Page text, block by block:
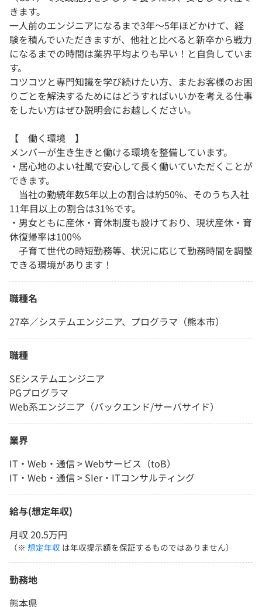
きます。
一人前のエンジニアになるまで3年～5年ほどかけて、経
験を積んでいただきますが、他社と比べると新卒から戦力
になるまでの時間は業界平均よりも早い！と自負していま
す。
コツコツと専門知識を学び続けたい方、またお客様のお困
りごとを解決するためにはどうすればいいかを考える仕事
をしたい方はぜひ説明会にお越しください。
【 働く環境 】
メンバーが生き生きと働ける環境を整備しています。
・居心地のよい社風で安心して長く働いていただくことが
できます。
当社の勤続年数5年以上の割合は約50%、そのうち入社
11年目以上の割合は31%です。
・男女ともに産休・育休制度も設けており、現状産休・育
休復帰率は100％
子育て世代の時短勤務等、状況に応じて勤務時間を調整
できる環境があります！
職種名
27卒／システムエンジニア、プログラマ（熊本市）
職種
SEシステムエンジニア
PGプログラマ
Web系エンジニア（バックエンド/サーバサイド）
業界
IT・Web・通信 > Webサービス（toB）
IT・Web・通信 > SIer・ITコンサルティング
給与(想定年収)
月収 20.5万円
（※ 想定年収 は年収提示額を保証するものではありません）
勤務地
熊本県